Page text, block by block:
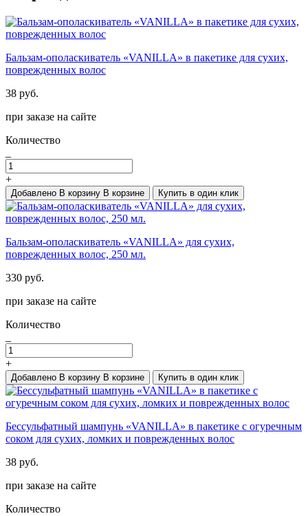
Бальзам-ополаскиватель «VANILLA» в пакетике для сухих,
поврежденных волос
38 руб.
при заказе на сайте
Количество
+
Добавлено В корзину В корзине Купить в один клик
Бальзам-ополаскиватель «VANILLA» для сухих,
поврежденных волос, 250 мл.
330 руб.
при заказе на сайте
Количество
+
Добавлено В корзину В корзине Купить в один клик
Бессульфатный шампунь «VANILLA» в пакетике с огуречным
соком для сухих, ломких и поврежденных волос
38 руб.
при заказе на сайте
Количество